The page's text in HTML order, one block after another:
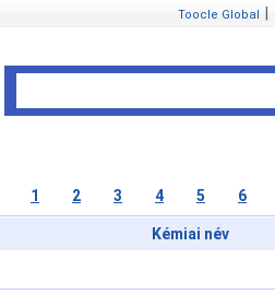
Toocle Global
1
2 3 4 5 6
Kémiai név